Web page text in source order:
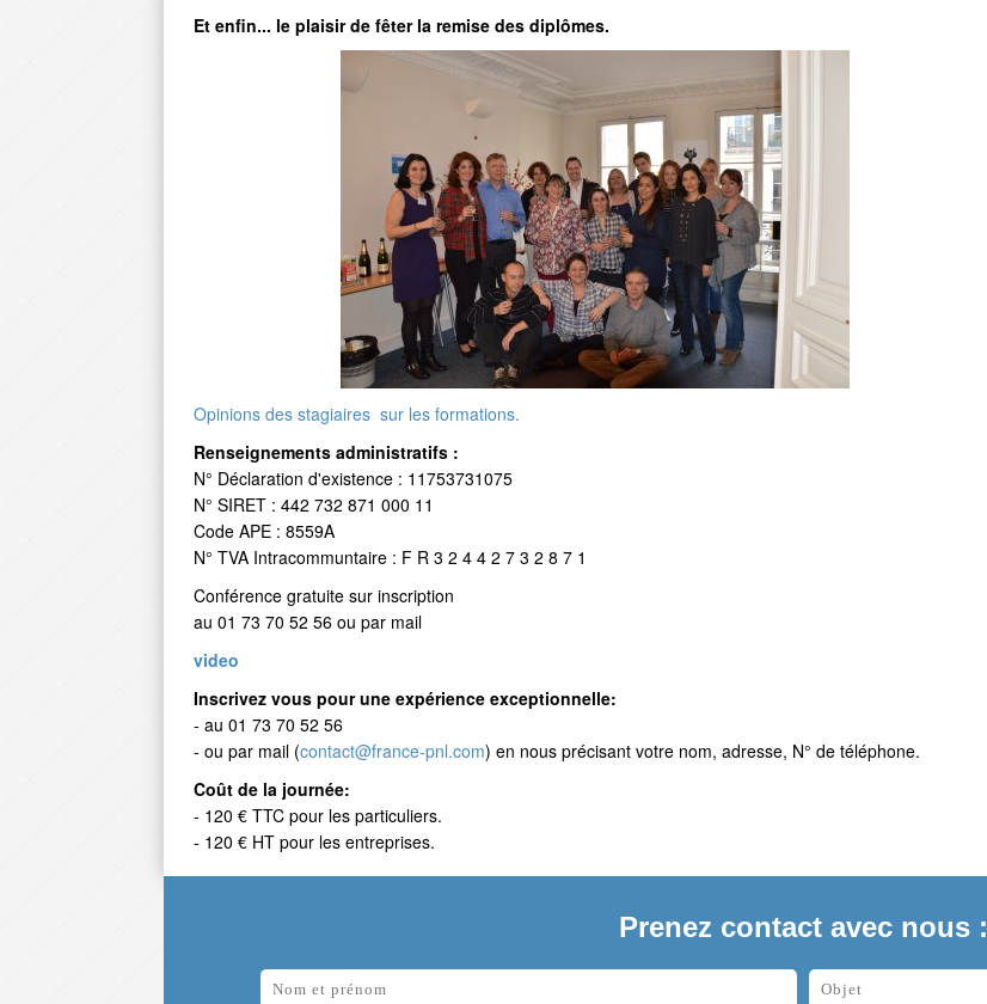
Et enfin... le plaisir de fêter la remise des diplômes.
Opinions des stagiaires sur les formations.
Renseignements administratifs :
N° Déclaration d'existence : 11753731075
N° SIRET : 442 732 871 000 11
Code APE : 8559A
N° TVA Intracommuntaire : F R 3 2 4 4 2 7 3 2 8 7 1
Conférence gratuite sur inscription
au 01 73 70 52 56 ou par mail
video
Inscrivez vous pour une expérience exceptionnelle:
- au 01 73 70 52 56
- ou par mail (contact@france-pnl.com) en nous précisant votre nom, adresse, N° de téléphone.
Coût de la journée:
- 120 € TTC pour les particuliers.
- 120 € HT pour les entreprises.
Prenez contact avec nous :